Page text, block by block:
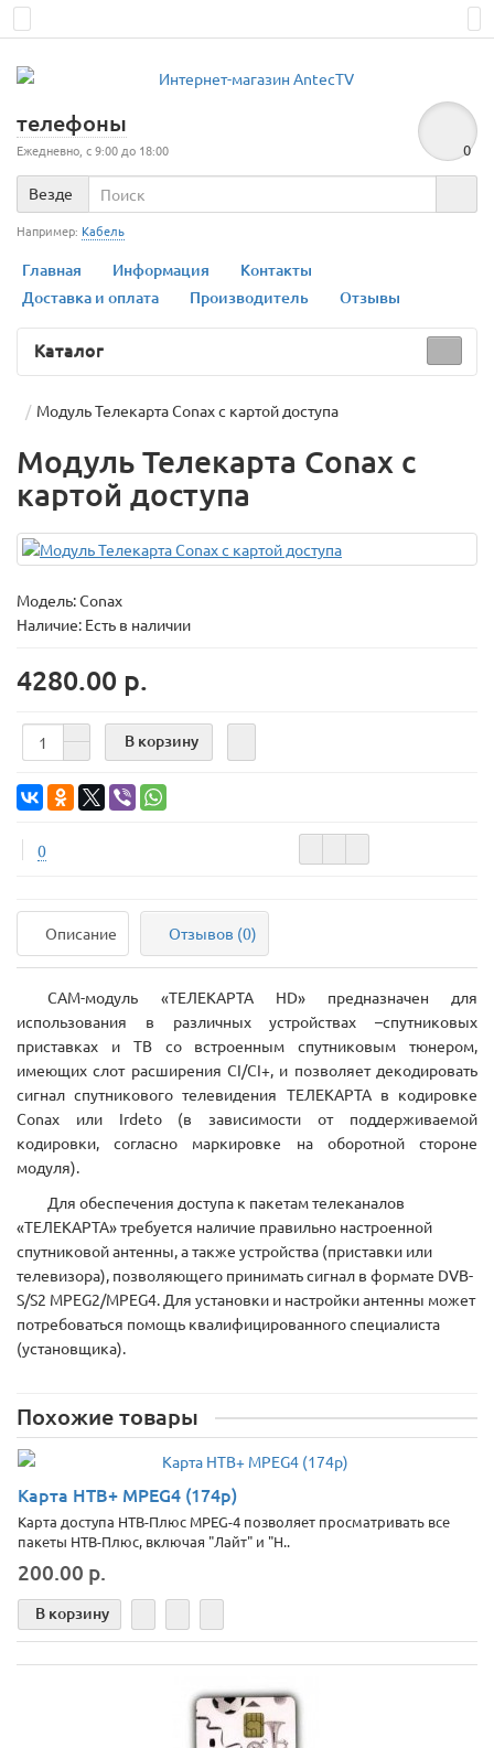
телефоны
Ежедневно, с 9:00 до 18:00 0
Везде
Например: Кабель
Главная Информация
Контакты
Доставка и оплата
Производитель Отзывы
Каталог
Модуль Телекарта Conax с картой доступа
Модуль Телекарта Conax с
картой доступа
Модель:Conax
Наличие: Есть в наличии
4280.00 р.
В корзину
0
Описание Отзывов (0)
САМ-модуль «ТЕЛЕКАРТА HD» предназначен для
использования в различных устройствах –спутниковых
приставках и ТВ со встроенным спутниковым тюнером,
имеющих слот расширения CI/CI+, и позволяет декодировать
сигнал спутникового телевидения ТЕЛЕКАРТА в кодировке
Conax или Irdeto (в зависимости от поддерживаемой
кодировки, согласно маркировке на оборотной стороне
модуля).
Для обеспечения доступа к пакетам телеканалов
«ТЕЛЕКАРТА» требуется наличие правильно настроенной
спутниковой антенны, а также устройства (приставки или
телевизора), позволяющего принимать сигнал в формате DVB-
S/S2 MPEG2/MPEG4. Для установки и настройки антенны может
потребоваться помощь квалифицированного специалиста
(установщика).
Похожие товары
Карта НТВ+ MPEG4 (174р)
Карта доступа НТВ-Плюс MPEG-4 позволяет просматривать все
пакеты НТВ-Плюс, включая "Лайт" и "H..
200.00 р.
В корзину